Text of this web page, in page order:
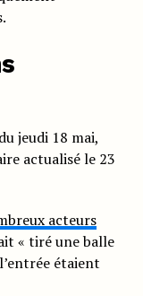
jeudi 18 mai,
actualisé le 23
acteurs
« tiré une balle
étaient